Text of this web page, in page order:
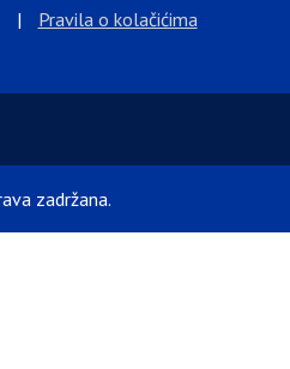
| Pravila o kolačićima
zadržana.